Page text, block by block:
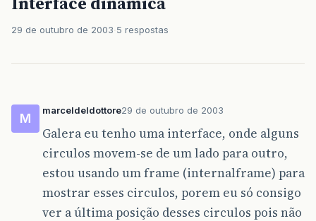
29 de outubro de 2003 5 respostas
M
marceldeldottore29 de outubro de 2003
Galera eu tenho uma interface, onde alguns
circulos movem-se de um lado para outro,
estou usando um frame (internalframe) para
mostrar esses circulos, porem eu só consigo
ver a última posição desses circulos pois não